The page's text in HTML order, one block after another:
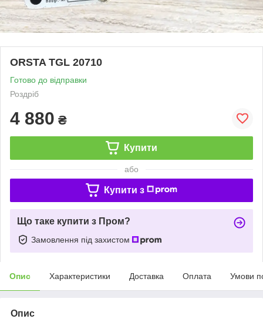
ORSTA TGL 20710
Готово до відправки
Роздріб
4 880 ₴
Купити
або
Купити з
Що таке купити з Пром?
Замовлення під захистом
Опис Характеристики Доставка Оплата Умови
Опис